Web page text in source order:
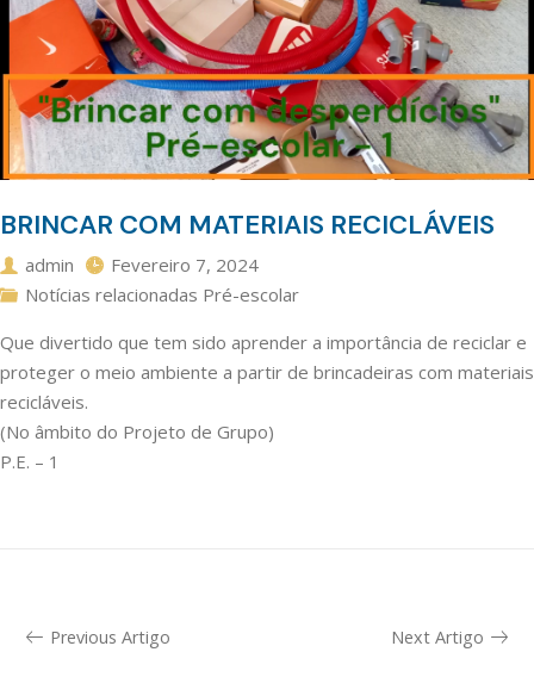
BRINCAR COM MATERIAIS RECICLÁVEIS
admin
Fevereiro 7, 2024
Notícias relacionadas Pré-escolar
Que divertido que tem sido aprender a importância de reciclar e
proteger o meio ambiente a partir de brincadeiras com materiais
recicláveis.
(No âmbito do Projeto de Grupo)
P.E. – 1
Previous Artigo Next Artigo